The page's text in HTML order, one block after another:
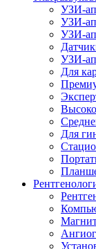
УЗИ-
УЗИ-
УЗИ-
УЗИ-
Для
Для